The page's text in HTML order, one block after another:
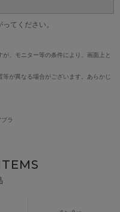
てください。
、モニター等の条件により、画面上と
が異なる場合がございます。あらかじ
ラ